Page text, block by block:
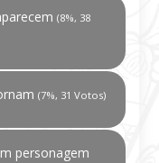
(8%, 38
(7%, 31 Votos)
personagem